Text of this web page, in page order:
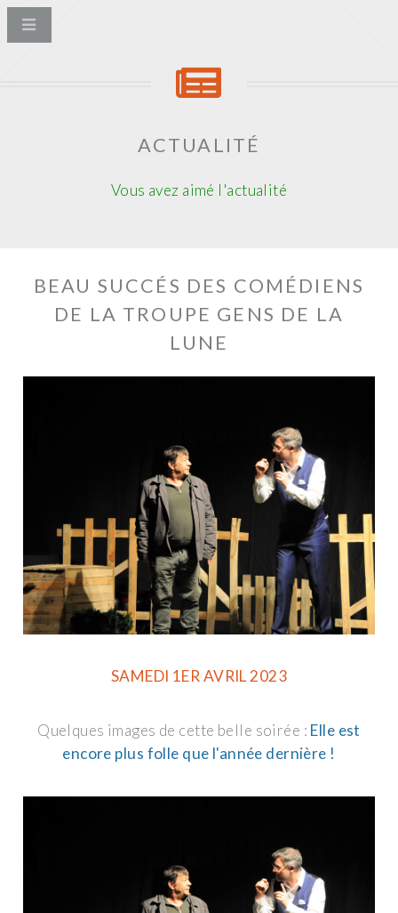
ACTUALITÉ
Vous avez aimé l'actualité
BEAU SUCCÉS DES COMÉDIENS
DE LA TROUPE GENS DE LA
LUNE
SAMEDI 1ER AVRIL 2023
Quelques images de cette belle soirée : Elle est
encore plus folle que l'année dernière !